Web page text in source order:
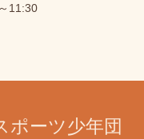
11:30
ーツ少年団